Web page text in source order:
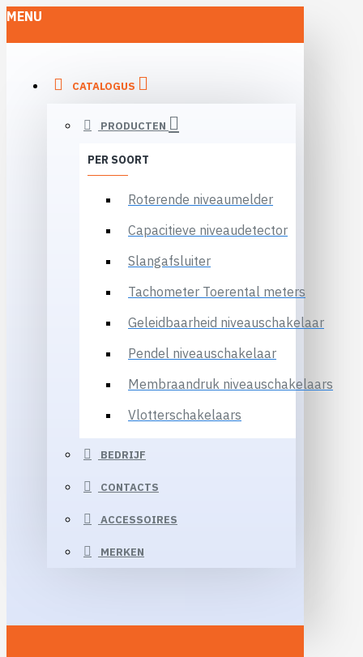
MENU
CATALOGUS
PRODUCTEN
PER SOORT
Roterende niveaumelder
Capacitieve niveaudetector
Slangafsluiter
Tachometer Toerental meters
Geleidbaarheid niveauschakelaar
Pendel niveauschakelaar
Membraandruk niveauschakelaars
Vlotterschakelaars
BEDRIJF
CONTACTS
ACCESSOIRES
MERKEN